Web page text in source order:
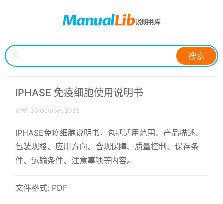
搜索
IPHASE 免疫细胞使用说明书
更新: 30 October, 2023
IPHASE免疫细胞说明书，包括适用范围、产品描述、
包装规格、应用方向、合规保障、质量控制、保存条
件、运输条件、注意事项等内容。
文件格式: PDF